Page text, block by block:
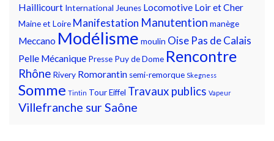
Haillicourt International Jeunes Locomotive Loir et Cher
Maine et Loire Manifestation Manutention manège
Meccano Modélisme moulin Oise Pas de Calais
Pelle Mécanique Presse Puy de Dome Rencontre
Rhône Rivery Romorantin semi-remorque Skegness
Somme Tintin Tour Eiffel Travaux publics Vapeur
Villefranche sur Saône